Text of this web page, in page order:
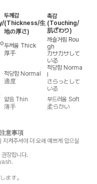
두께감
(Thickness/生
地の厚さ)
촉감
(Touching/
肌ざわり)
두꺼움 Thick
厚手
까슬거림 Rou
gh
カサカサして
いる
적당함 Normal
適度
적당함 Norma
さらっとして
いる
얇음 Thin
薄手
부드러움 Soft
柔らかい
意事項
지켜주셔야 더 오래 예쁘게 입으실
장합니다.
ます。